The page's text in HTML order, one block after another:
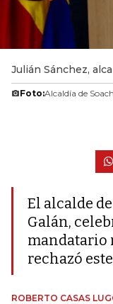
Julián Sánchez,
Foto:Alcaldía de
El alcalde
Galán,
mandatario
rechazó
ROBERTO CASAS